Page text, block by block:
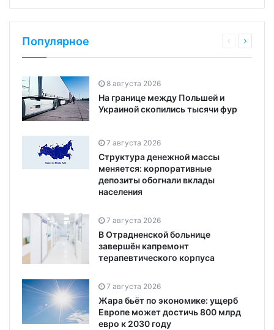
Популярное
8 августа 2026
На границе между Польшей и
Украиной скопились тысячи фур
7 августа 2026
Структура денежной массы
меняется: корпоративные
депозиты обогнали вклады
населения
7 августа 2026
В Отрадненской больнице
завершён капремонт
терапевтического корпуса
7 августа 2026
Жара бьёт по экономике: ущерб
Европе может достичь 800 млрд
евро к 2030 году